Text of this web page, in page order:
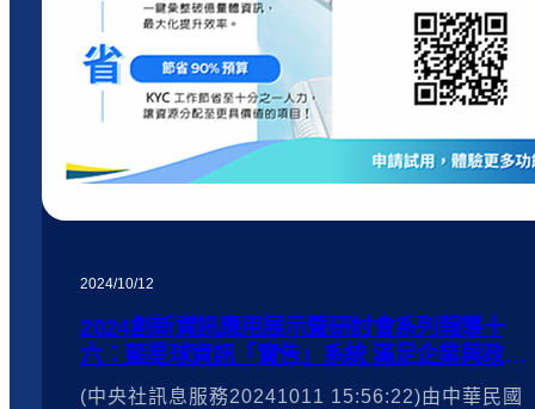
2024/10/12
2024創新資訊應用展示暨研討會系列報導十
六：藍星球資訊「實告」系統 滿足企業與政府
機構對數據視覺化及知識管理的需求！
(中央社訊息服務20241011 15:56:22)由中華民國